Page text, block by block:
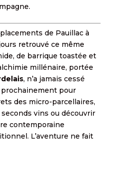
de Pauillac à
retrouvé ce même
de barrique toastée et
millénaire, portée
, n’a jamais cessé
prochainement pour
des micro-parcellaires,
vins ou découvrir
contemporaine
L’aventure ne fait